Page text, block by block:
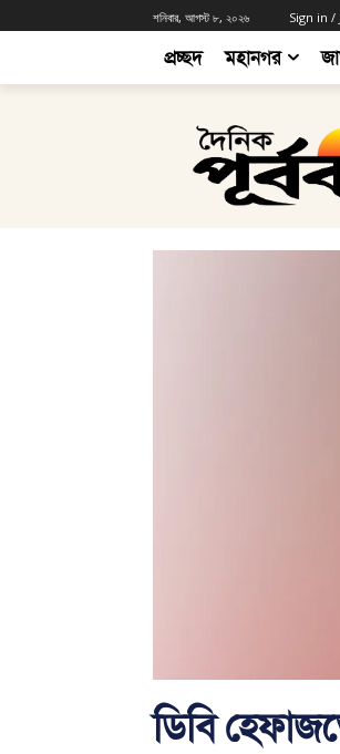
শনিবার, আগস্ট ৮, ২০২৬ Sign in /
প্রচ্ছদ মহানগর
ডিবি